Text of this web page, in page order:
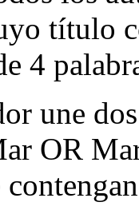
título
4
une
OR